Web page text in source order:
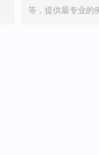
等，提供最专业的